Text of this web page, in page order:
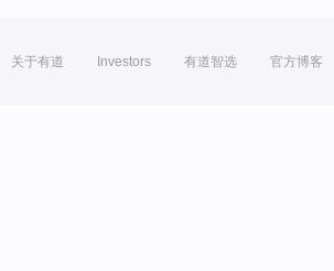
关于有道 Investors 有道智选 官方博客